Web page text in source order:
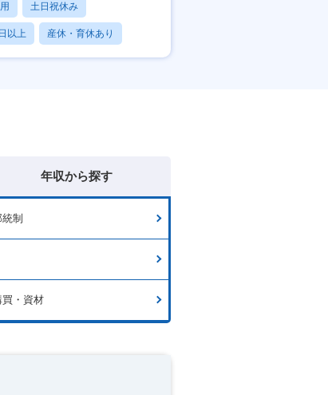
土日祝休み
以上 産休・育休あり
年収から探す
制
買・資材